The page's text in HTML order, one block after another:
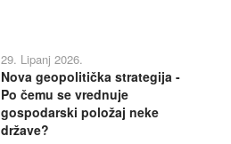
29. Lipanj 2026.
Nova geopolitička strategija -
Po čemu se vrednuje
gospodarski položaj neke
države?